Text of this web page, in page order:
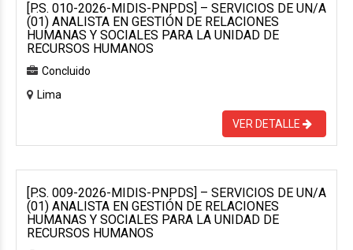
[P.S. 010-2026-MIDIS-PNPDS] – SERVICIOS DE UN/A
(01) ANALISTA EN GESTIÓN DE RELACIONES
HUMANAS Y SOCIALES PARA LA UNIDAD DE
RECURSOS HUMANOS
Concluido
Lima
VER DETALLE
[P.S. 009-2026-MIDIS-PNPDS] – SERVICIOS DE UN/A
(01) ANALISTA EN GESTIÓN DE RELACIONES
HUMANAS Y SOCIALES PARA LA UNIDAD DE
RECURSOS HUMANOS